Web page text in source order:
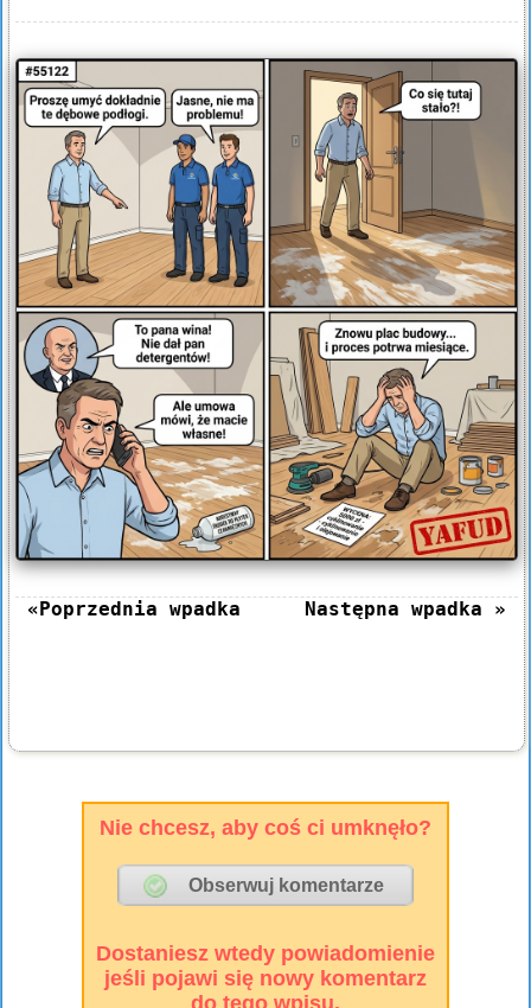
«Poprzednia wpadka Następna wpadka »
Nie chcesz, aby coś ci umknęło?
Dostaniesz wtedy powiadomienie
jeśli pojawi się nowy komentarz